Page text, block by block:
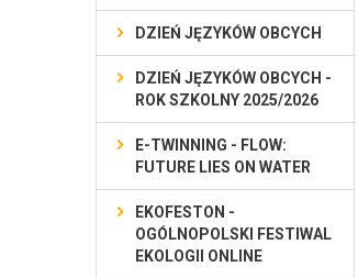
DZIEŃ JĘZYKÓW OBCYCH
DZIEŃ JĘZYKÓW OBCYCH -
ROK SZKOLNY 2025/2026
E-TWINNING - FLOW:
FUTURE LIES ON WATER
EKOFESTON -
OGÓLNOPOLSKI FESTIWAL
EKOLOGII ONLINE